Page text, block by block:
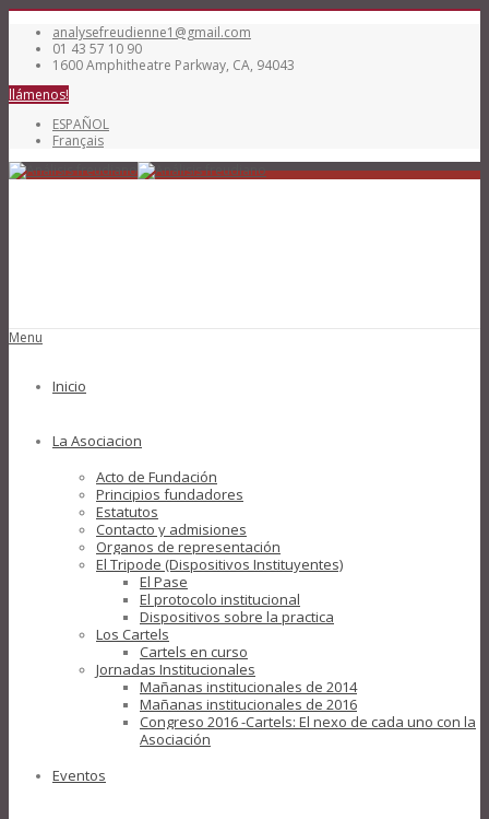
analysefreudienne1@gmail.com
01 43 57 10 90
1600 Amphitheatre Parkway, CA, 94043
llámenos!
ESPAÑOL
Français
Menu
Inicio
La Asociacion
Acto de Fundación
Principios fundadores
Estatutos
Contacto y admisiones
Organos de representación
El Tripode (Dispositivos Instituyentes)
El Pase
El protocolo institucional
Dispositivos sobre la practica
Los Cartels
Cartels en curso
Jornadas Institucionales
Mañanas institucionales de 2014
Mañanas institucionales de 2016
Congreso 2016 -Cartels: El nexo de cada uno con la
Asociación
Eventos